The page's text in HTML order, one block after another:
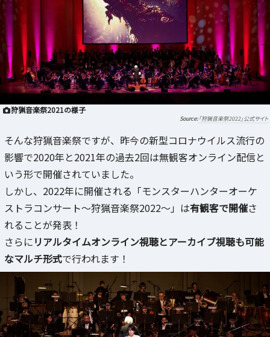
狩猟音楽祭2021の様子
「狩猟音楽祭2022」公式サイト
そんな狩猟音楽祭ですが、昨今の新型コロナウイルス流行の
影響で2020年と2021年の過去2回は無観客オンライン配信と
いう形で開催されていました。
しかし、2022年に開催される「モンスターハンターオーケ
ストラコンサート～狩猟音楽祭2022～」は有観客で開催さ
れることが発表！
さらにリアルタイムオンライン視聴とアーカイブ視聴も可能
なマルチ形式で行われます！